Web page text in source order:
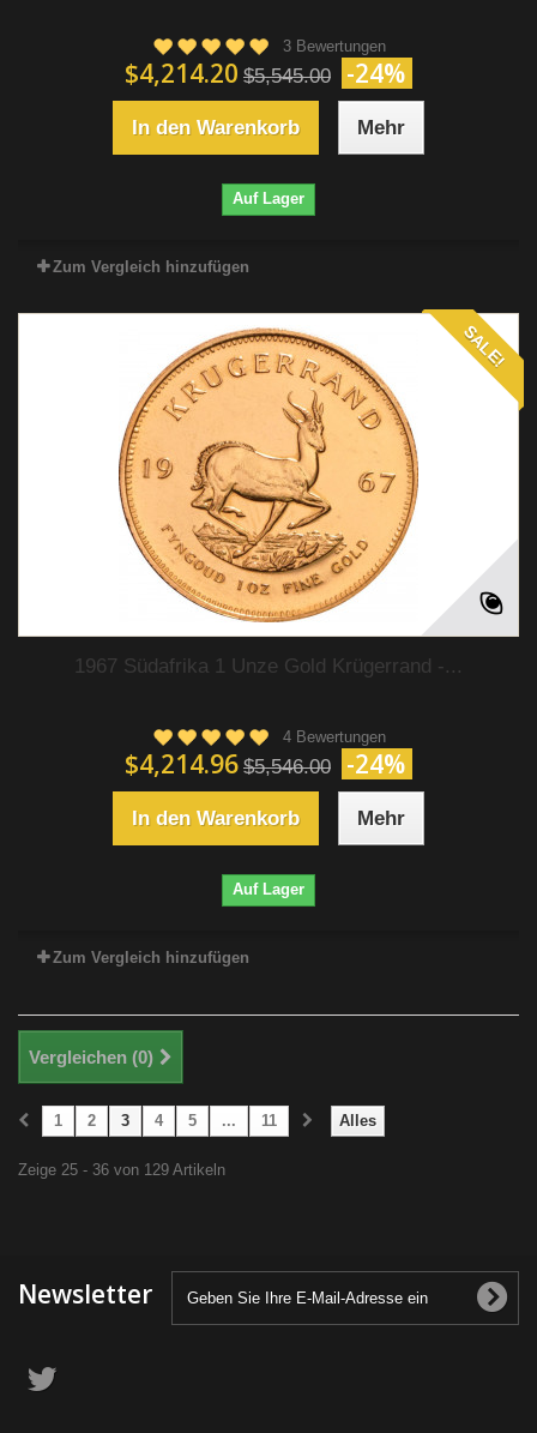
3 Bewertungen
$4,214.20 $5,545.00 -24%
In den Warenkorb Mehr
Auf Lager
Zum Vergleich hinzufügen
SALE!
1967 Südafrika 1 Unze Gold Krügerrand -...
4 Bewertungen
$4,214.96 $5,546.00 -24%
In den Warenkorb Mehr
Auf Lager
Zum Vergleich hinzufügen
Vergleichen (0)
Alles
1 2 3 4 5 ... 11
Zeige 25 - 36 von 129 Artikeln
Newsletter